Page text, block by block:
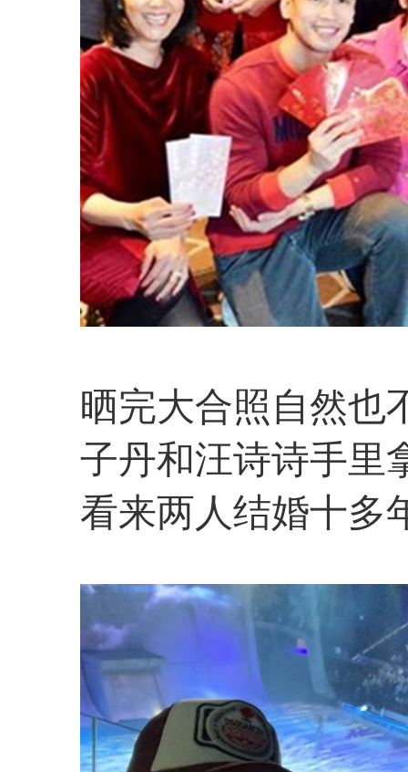
晒完大合照自然也
子丹和汪诗诗手里
看来两人结婚十多